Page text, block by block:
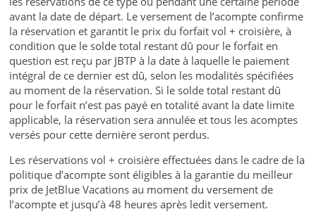
avant la date de départ. Le versement de l’acompte confirme
la réservation et garantit le prix du forfait vol + croisière, à
condition que le solde total restant dû pour le forfait en
question est reçu par JBTP à la date à laquelle le paiement
intégral de ce dernier est dû, selon les modalités spécifiées
au moment de la réservation. Si le solde total restant dû
pour le forfait n’est pas payé en totalité avant la date limite
applicable, la réservation sera annulée et tous les acomptes
versés pour cette dernière seront perdus.
Les réservations vol + croisière effectuées dans le cadre de la
politique d’acompte sont éligibles à la garantie du meilleur
prix de JetBlue Vacations au moment du versement de
l’acompte et jusqu’à 48 heures après ledit versement.